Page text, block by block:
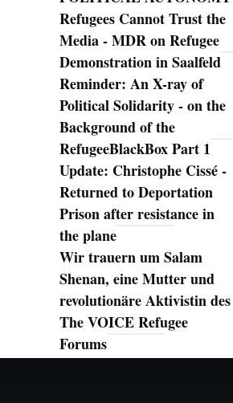
Refugees Cannot Trust the
Media - MDR on Refugee
Demonstration in Saalfeld
Reminder: An X-ray of
Political Solidarity - on the
Background of the
RefugeeBlackBox Part 1
Update: Christophe Cissé -
Returned to Deportation
Prison after resistance in
the plane
Wir trauern um Salam
Shenan, eine Mutter und
revolutionäre Aktivistin des
The VOICE Refugee
Forums